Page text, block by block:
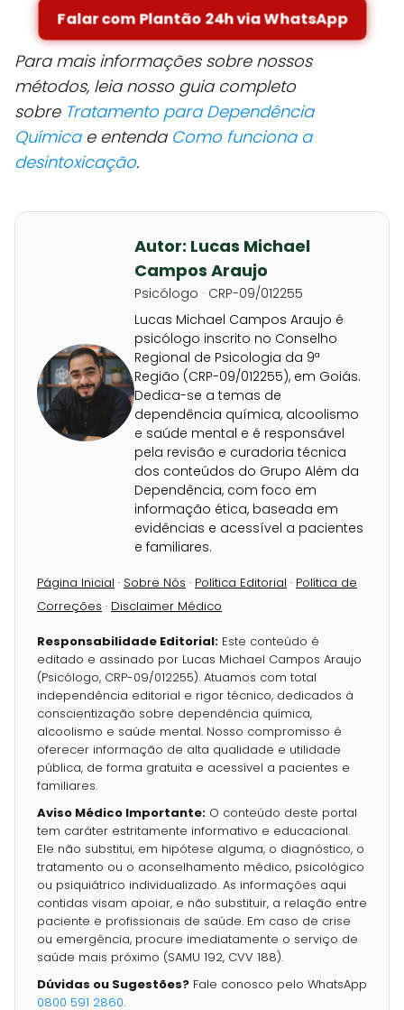
Falar com Plantão 24h via WhatsApp
Para mais informações sobre nossos
métodos, leia nosso guia completo
sobre Tratamento para Dependência
Químicae entenda Como funciona a
desintoxicação.
Autor: Lucas Michael
Campos Araujo
Psicólogo · CRP-09/012255
Lucas Michael Campos Araujo é
psicólogo inscrito no Conselho
Regional de Psicologia da 9ª
Região (CRP-09/012255), em Goiás.
Dedica-se a temas de
dependência química, alcoolismo
e saúde mental e é responsável
pela revisão e curadoria técnica
dos conteúdos do Grupo Além da
Dependência, com foco em
informação ética, baseada em
evidências e acessível a pacientes
e familiares.
Página Inicial · Sobre Nós · Política Editorial · Política de
Correções · Disclaimer Médico
Responsabilidade Editorial: Este conteúdo é
editado e assinado por Lucas Michael Campos Araujo
(Psicólogo, CRP-09/012255). Atuamos com total
independência editorial e rigor técnico, dedicados à
conscientização sobre dependência química,
alcoolismo e saúde mental. Nosso compromisso é
oferecer informação de alta qualidade e utilidade
pública, de forma gratuita e acessível a pacientes e
familiares.
Aviso Médico Importante: O conteúdo deste portal
tem caráter estritamente informativo e educacional.
Ele não substitui, em hipótese alguma, o diagnóstico, o
tratamento ou o aconselhamento médico, psicológico
ou psiquiátrico individualizado. As informações aqui
contidas visam apoiar, e não substituir, a relação entre
paciente e profissionais de saúde. Em caso de crise
ou emergência, procure imediatamente o serviço de
saúde mais próximo (SAMU 192, CVV 188).
Dúvidas ou Sugestões? Fale conosco pelo WhatsApp
0800 591 2860.